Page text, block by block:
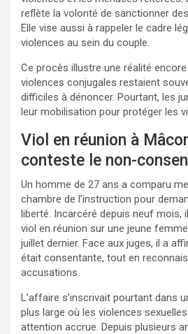
reflète la volonté de sanctionner
Elle vise aussi à rappeler le cadre
violences au sein du couple.
Ce procès illustre une réalité
violences conjugales restaient
difficiles à dénoncer. Pourtant, les
leur mobilisation pour protéger les
Viol en réunion à
conteste le non-
Un homme de 27 ans a comparu
chambre de l’instruction pour
liberté. Incarcéré depuis neuf mois,
viol en réunion sur une jeune
juillet dernier. Face aux juges, il a
était consentante, tout en
accusations.
L’affaire s’inscrivait pourtant dans
plus large où les violences sexuelles
attention accrue. Depuis plusieurs